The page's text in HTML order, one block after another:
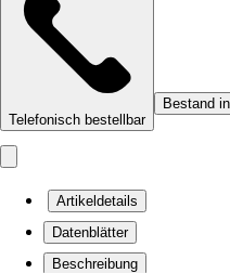
Telefonisch bestellbar
Bestand
Artikeldetails
Datenblätter
Beschreibung